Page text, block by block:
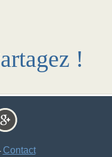
!
Contact